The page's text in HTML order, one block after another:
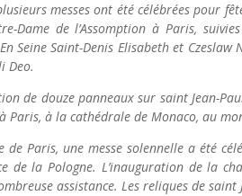
messes ont été célébrées pour
Dame de l’Assomption à Paris,
Seine Saint-Denis Elisabeth et
Deo.
de douze panneaux sur saint Jean-
Paris, à la cathédrale de Monaco, au
de Paris, une messe solennelle a été
de la Pologne. L’inauguration de la
assistance. Les reliques de